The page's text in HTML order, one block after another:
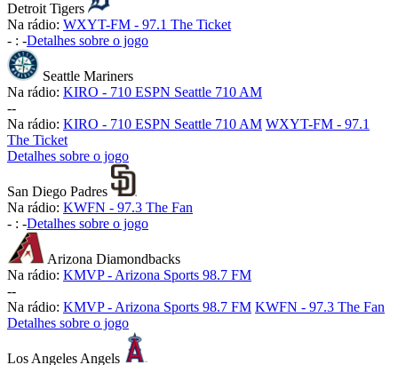
Detroit Tigers
Na rádio: WXYT-FM - 97.1 The Ticket
- : -Detalhes sobre o jogo
Seattle Mariners
Na rádio: KIRO - 710 ESPN Seattle 710 AM
--
Na rádio: KIRO - 710 ESPN Seattle 710 AM WXYT-FM - 97.1
The Ticket
Detalhes sobre o jogo
San Diego Padres
Na rádio: KWFN - 97.3 The Fan
- : -Detalhes sobre o jogo
Arizona Diamondbacks
Na rádio: KMVP - Arizona Sports 98.7 FM
--
Na rádio: KMVP - Arizona Sports 98.7 FM KWFN - 97.3 The Fan
Detalhes sobre o jogo
Los Angeles Angels